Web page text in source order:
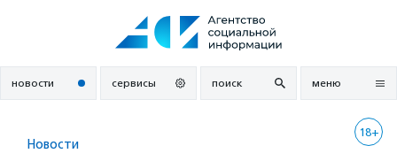
новости сервисы поиск меню
18+
Новости